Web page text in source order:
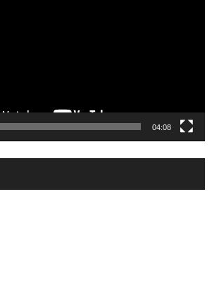
04:08